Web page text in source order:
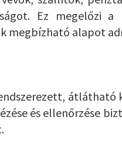
Ez megelőzi
megbízható alapot
és ellenőrzése